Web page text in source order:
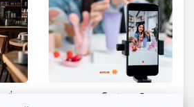
อง
EP. 622: เคล็ดลับไลฟ์สด